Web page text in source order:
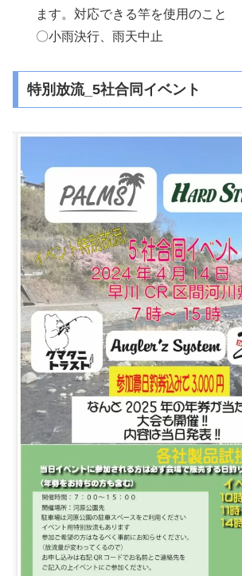
ます。対応できる竿を使用のこと
〇小雨決行、雨天中止
特別放流_5社合同イベント